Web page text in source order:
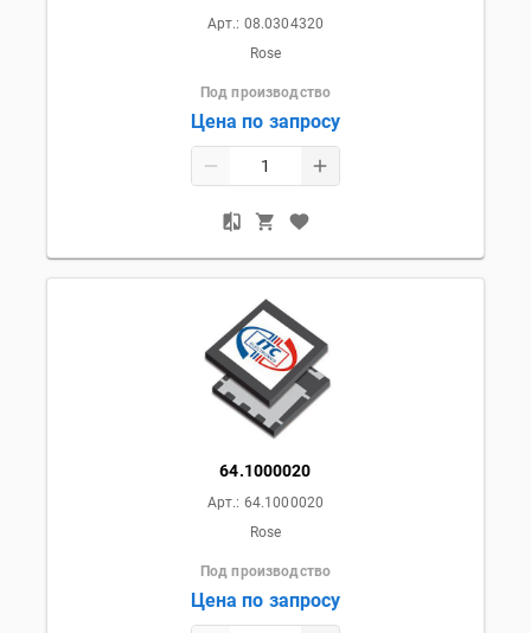
Арт.: 08.0304320
Rose
Под производство
Цена по запросу
64.1000020
Арт.: 64.1000020
Rose
Под производство
Цена по запросу